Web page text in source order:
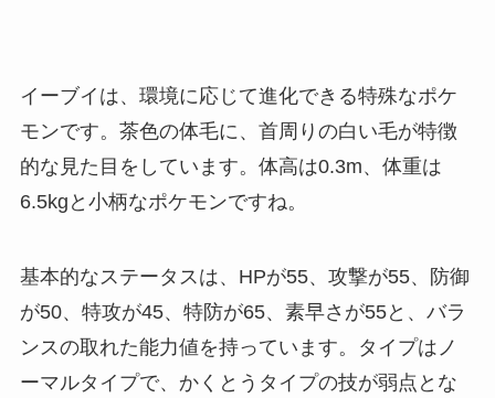
イーブイは、環境に応じて進化できる特殊なポケ
モンです。茶色の体毛に、首周りの白い毛が特徴
的な見た目をしています。体高は0.3m、体重は
6.5kgと小柄なポケモンですね。
基本的なステータスは、HPが55、攻撃が55、防御
が50、特攻が45、特防が65、素早さが55と、バラ
ンスの取れた能力値を持っています。タイプはノ
ーマルタイプで、かくとうタイプの技が弱点とな